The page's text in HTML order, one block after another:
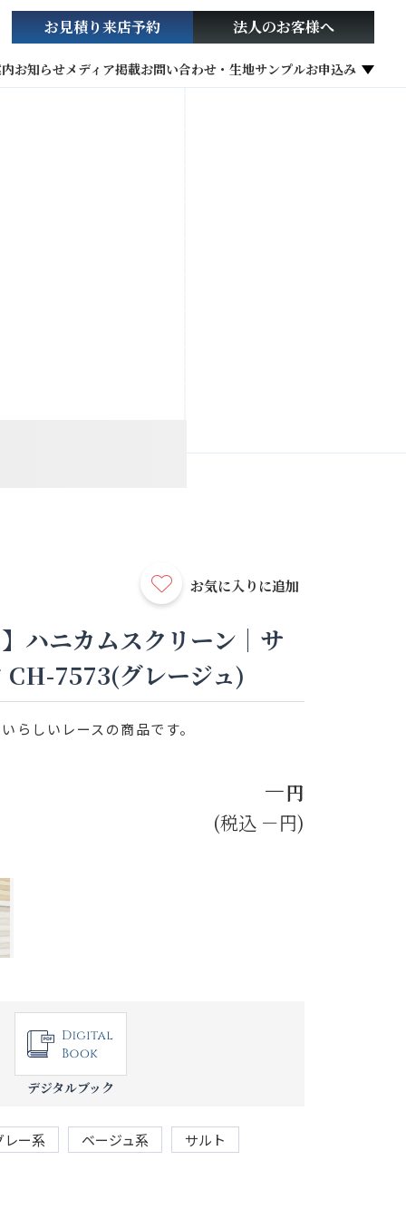
お知らせメディア掲載お問い合わせ・生地サンプルお申込み
お見積り来店予約 法人のお客様へ
お気に入りに追加
ハニカムスクリーン｜サ
CH-7573(グレージュ)
らしいレースの商品です。
－円
(税込 －円)
デジタルブック
レー系 ベージュ系 サルト